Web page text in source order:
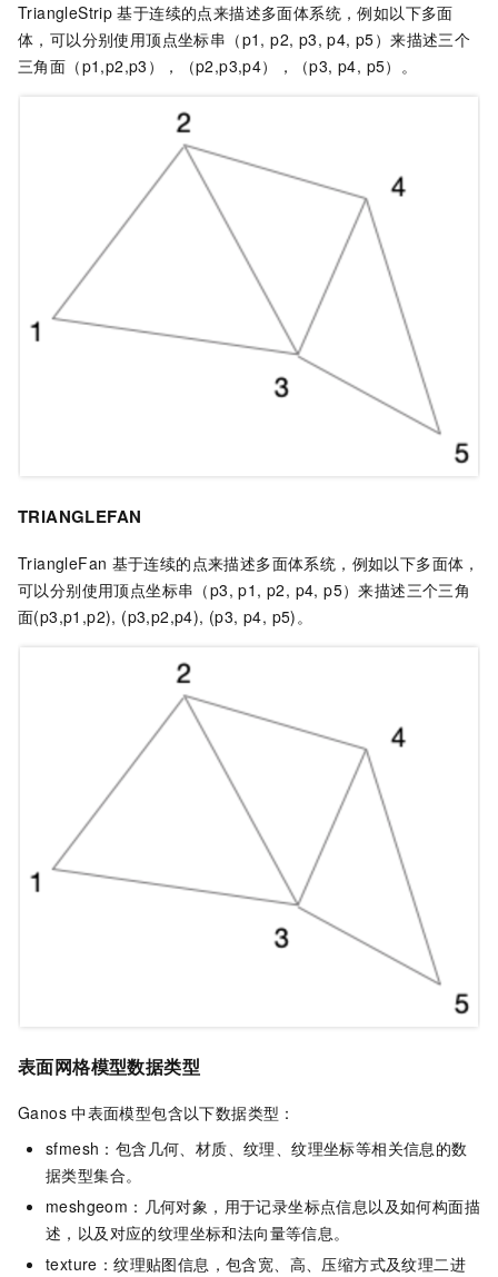
TriangleStrip 基于连续的点来描述多面体系统，例如以下多面
体，可以分别使用顶点坐标串（p1, p2, p3, p4, p5）来描述三个
三角面（p1,p2,p3），（p2,p3,p4），（p3, p4, p5）。
TRIANGLEFAN
TriangleFan 基于连续的点来描述多面体系统，例如以下多面体，
可以分别使用顶点坐标串（p3, p1, p2, p4, p5）来描述三个三角
面(p3,p1,p2), (p3,p2,p4), (p3, p4, p5)。
表面网格模型数据类型
Ganos 中表面模型包含以下数据类型：
sfmesh：包含几何、材质、纹理、纹理坐标等相关信息的数
据类型集合。
meshgeom：几何对象，用于记录坐标点信息以及如何构面描
述，以及对应的纹理坐标和法向量等信息。
texture：纹理贴图信息，包含宽、高、压缩方式及纹理二进